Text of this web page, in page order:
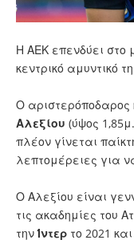
Η ΑΕΚ επενδύει στο
κεντρικό αμυντικό
Ο αριστερόποδαρος
Αλεξίου (ύψος
πλέον γίνεται
λεπτομέρειες για
Ο Αλεξίου είναι
τις ακαδημίες του
τηνΊντερ το 2021